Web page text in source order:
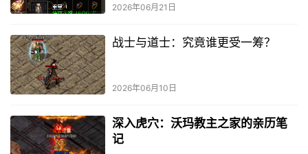
2026年06月21日
战士与道士：究竟谁更受一筹？
2026年06月10日
深入虎穴：沃玛教主之家的亲历笔
记